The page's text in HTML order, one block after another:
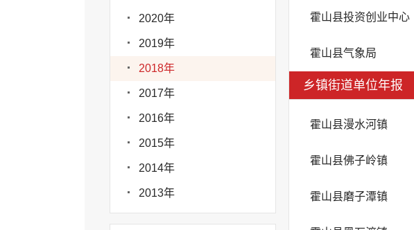
2020年
2019年
2018年
2017年
2016年
2015年
2014年
2013年
霍山县投资创业中心
霍山县气象局
乡镇街道单位年报
霍山县漫水河镇
霍山县佛子岭镇
霍山县磨子潭镇